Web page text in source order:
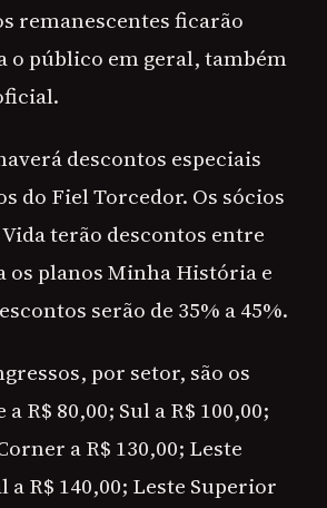
remanescentes ficarão
o público em geral, também
descontos especiais
do Fiel Torcedor. Os sócios
terão descontos entre
os planos Minha História e
serão de 35% a 45%.
por setor, são os
R$ 80,00; Sul a R$ 100,00;
a R$ 130,00; Leste
R$ 140,00; Leste Superior